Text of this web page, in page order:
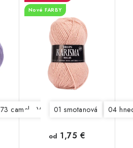
73 camel - VÝPREDAJ 74 béžovo
Nové FARBY
01 smotanová 04
od 1,75 €